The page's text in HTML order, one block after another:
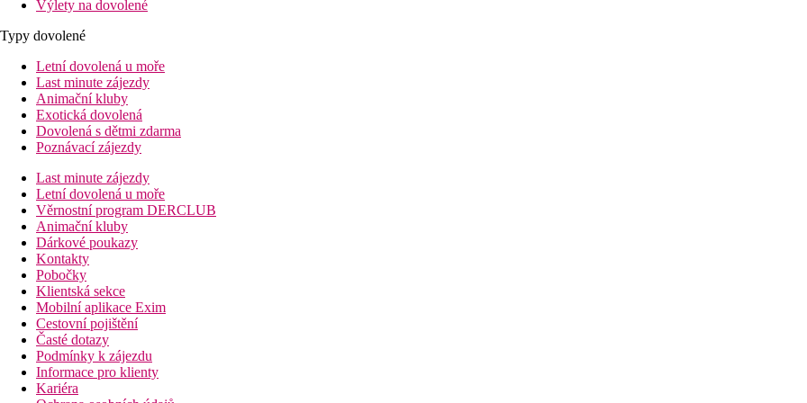
Výlety na dovolené
Typy dovolené
Letní dovolená u moře
Last minute zájezdy
Animační kluby
Exotická dovolená
Dovolená s dětmi zdarma
Poznávací zájezdy
Last minute zájezdy
Letní dovolená u moře
Věrnostní program DERCLUB
Animační kluby
Dárkové poukazy
Kontakty
Pobočky
Klientská sekce
Mobilní aplikace Exim
Cestovní pojištění
Časté dotazy
Podmínky k zájezdu
Informace pro klienty
Kariéra